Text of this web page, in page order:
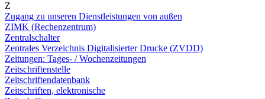
Z
Zugang zu unseren Dienstleistungen von außen
ZIMK (Rechenzentrum)
Zentralschalter
Zentrales Verzeichnis Digitalisierter Drucke (ZVDD)
Zeitungen: Tages- / Wochenzeitungen
Zeitschriftenstelle
Zeitschriftendatenbank
Zeitschriften, elektronische